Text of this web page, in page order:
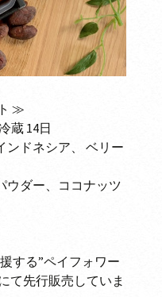
≫
蔵 14日
ンドネシア、 ベリー
ウダー、ココナッツ
する”ペイフォワー
て先行販売していま